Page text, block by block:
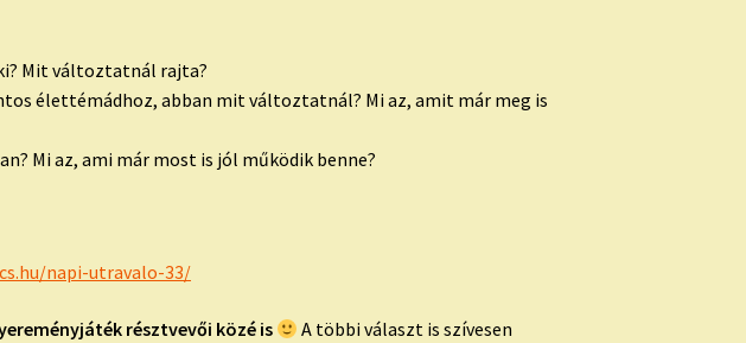
Mit változtatnál rajta?
élettémádhoz, abban mit változtatnál? Mi az, amit már meg is
Mi az, ami már most is jól működik benne?
napi-utravalo-33/
résztvevői közé is
A többi választ is szívesen